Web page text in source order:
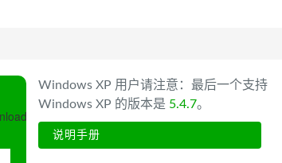
Windows XP 用户请注意：最后一个支持
Windows XP 的版本是 5.4.7。
说明手册